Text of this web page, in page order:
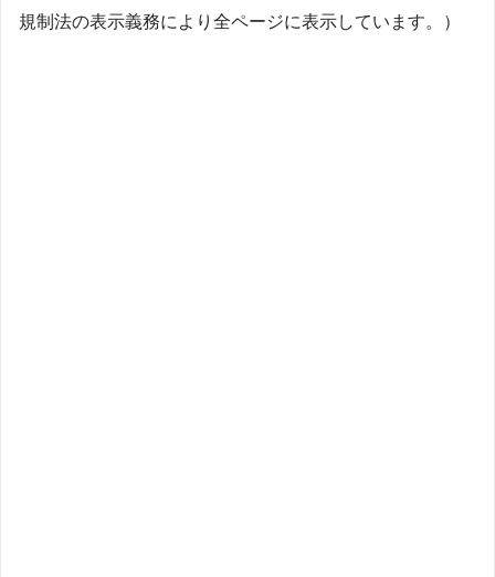
規制法の表示義務により全ページに表示しています。）